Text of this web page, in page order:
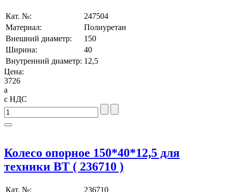
Кат. №:
247504
Материал:
Полиуретан
Внешний диаметр:
150
Ширина:
40
Внутренний диаметр: 12,5
Цена:
3726
a
с НДС
Колесо опорное 150*40*12,5 для
техники BT ( 236710 )
Кат. №: 236710